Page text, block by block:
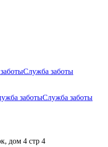
Служба заботы
заботыСлужба заботы
дом 4 стр 4